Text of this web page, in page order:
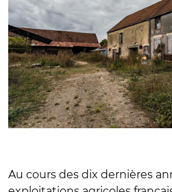
Au cours des dix dernières